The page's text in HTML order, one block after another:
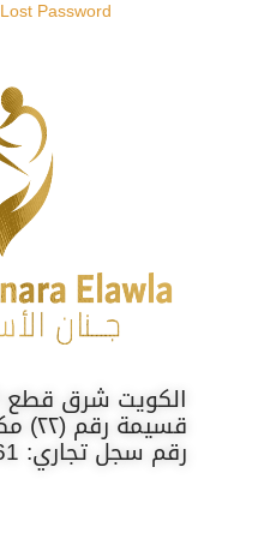
Lost Password?
قسيمة رقم (٢٢) مكتب رقم (٥)
رقم سجل تجاري: 507561